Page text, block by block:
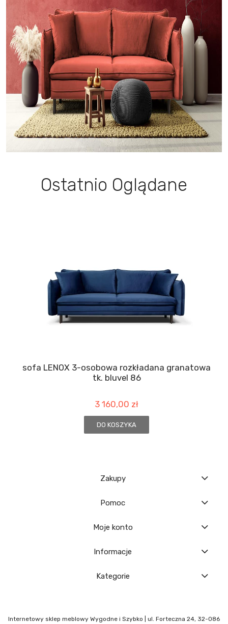
Ostatnio Oglądane
sofa LENOX 3-osobowa rozkładana granatowa
tk. bluvel 86
3 160,00 zł
DO KOSZYKA
Zakupy
Pomoc
Moje konto
Informacje
Kategorie
Internetowy sklep meblowy Wygodne i Szybko | ul. Forteczna 24, 32-086